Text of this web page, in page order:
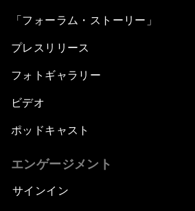
「フォーラム・ストーリー」
プレスリリース
フォトギャラリー
ビデオ
ポッドキャスト
エンゲージメント
サインイン